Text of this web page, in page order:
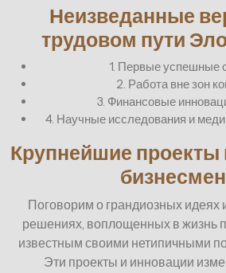
Неизведанные
трудовом пути
1. Первые успешные
2. Работа вне зон
3. Финансовые
4. Научные исследования и
Крупнейшие проекты
Поговорим о грандиозных
решениях, воплощенных в жизнь
известным своими нетипичными
Эти проекты и инновации